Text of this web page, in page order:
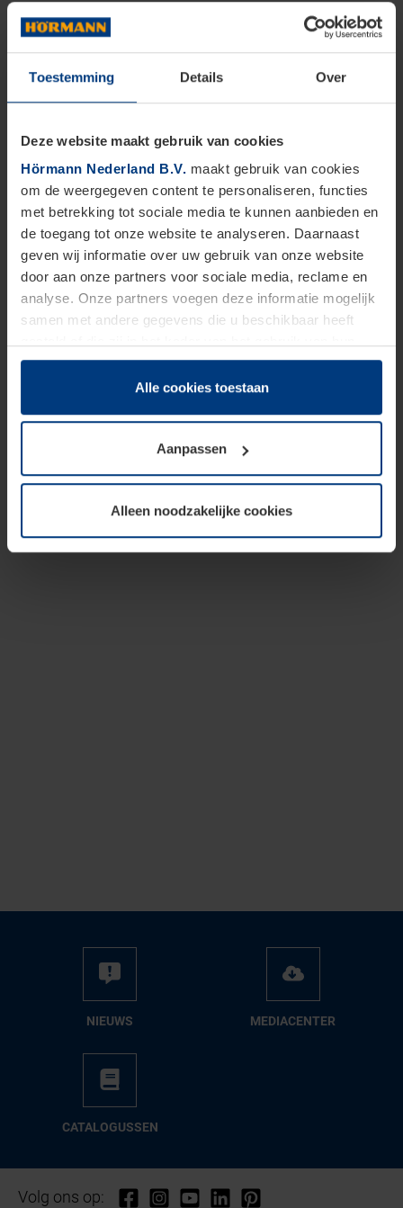
Toestemming Details Over
Deze website maakt gebruik van cookies
Hörmann Nederland B.V. maakt gebruik van cookies
om de weergegeven content te personaliseren, functies
met betrekking tot sociale media te kunnen aanbieden en
de toegang tot onze website te analyseren. Daarnaast
geven wij informatie over uw gebruik van onze website
door aan onze partners voor sociale media, reclame en
analyse. Onze partners voegen deze informatie mogelijk
samen met andere gegevens die u beschikbaar heeft
dienstverlening hebben verzameld.
Juridisch zijn wij gerechtigd om cookies op uw computer
onze pagina's absoluut noodzakelijk is. Voor alle andere
soorten cookies is uw toestemming vereist. Uw
toestemming kunt u op elk moment bij de uitleg van de
wijzigen of herroepen.
Alle cookies toestaan
Aanpassen
Alleen noodzakelijke cookies
NIEUWS ME­DIA­CEN­TER
CA­TA­LO­GUS­SEN
Volg ons op: